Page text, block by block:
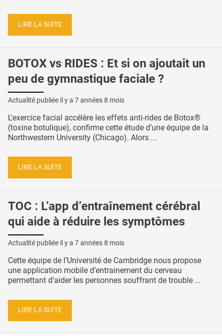
LIRE LA SUITE
BOTOX vs RIDES : Et si on ajoutait un
peu de gymnastique faciale ?
Actualité publiée il y a 7 années 8 mois
L'exercice facial accélère les effets anti-rides de Botox®
(toxine botulique), confirme cette étude d’une équipe de la
Northwestern University (Chicago). Alors ...
LIRE LA SUITE
TOC : L’app d’entraînement cérébral
qui aide à réduire les symptômes
Actualité publiée il y a 7 années 8 mois
Cette équipe de l’Université de Cambridge nous propose
une application mobile d’entrainement du cerveau
permettant d’aider les personnes souffrant de trouble ...
LIRE LA SUITE